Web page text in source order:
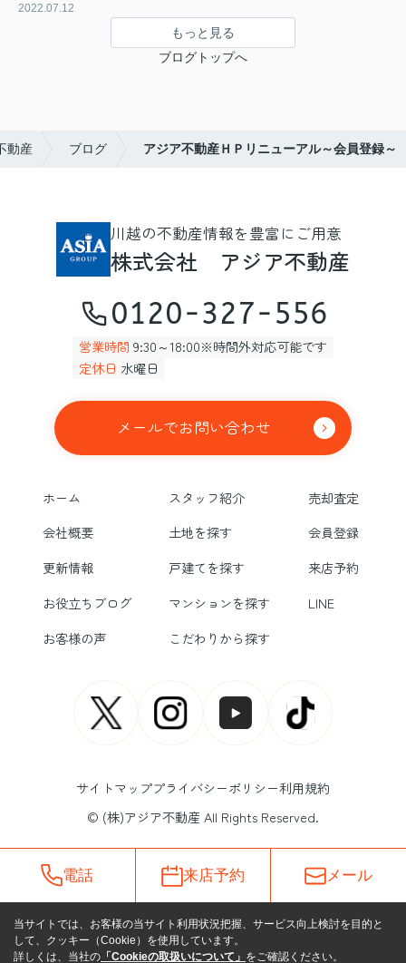
2022.07.12
もっと見る
ブログトップへ
動産 ブログ アジア不動産ＨＰリニューアル～会員登録～
川越の不動産情報を豊富にご用意
株式会社 アジア不動産
0120-327-556
営業時間 9:30～18:00※時間外対応可能です
定休日 水曜日
メールでお問い合わせ
ホーム スタッフ紹介
売却査定
会社概要
土地を探す
会員登録
更新情報
戸建てを探す
来店予約
お役立ちブログ
マンションを探す
LINE
お客様の声
こだわりから探す
サイトマッププライバシーポリシー利用規約
© (株)アジア不動産 All Rights Reserved.
電話 来店予約 メール
当サイトでは、お客様の当サイト利用状況把握、サービス向上検討を目的と
して、クッキー（Cookie）を使用しています。
詳しくは、当社の 「Cookieの取扱いについて」 をご確認ください。